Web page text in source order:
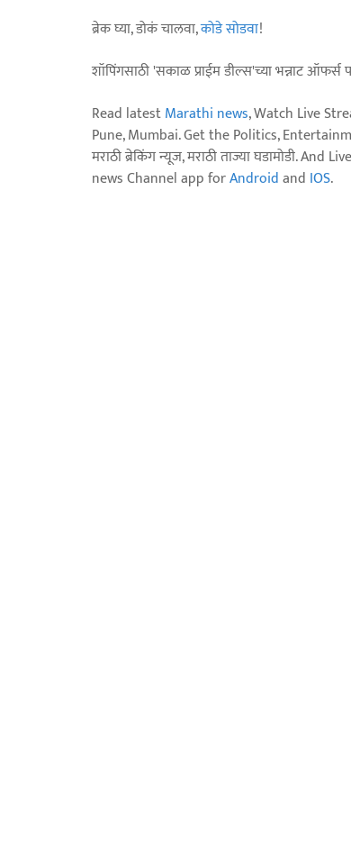
ब्रेक घ्या, डोकं चालवा,कोडे सोडवा!
शॉपिंगसाठी 'सकाळ प्राईम डील्स'च्या भन्नाट ऑफर्स
Read latestMarathi news, Watch Live
Pune, Mumbai. Get the Politics,
मराठी ब्रेकिंग न्यूज, मराठी ताज्या घडामोडी.
news Channel app forAndroidand IOS.